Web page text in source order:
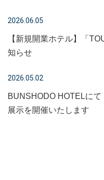
2026.06.05
【新規開業ホテル】「
知らせ
2026.05.02
BUNSHODO HOTELに
展示を開催いたします